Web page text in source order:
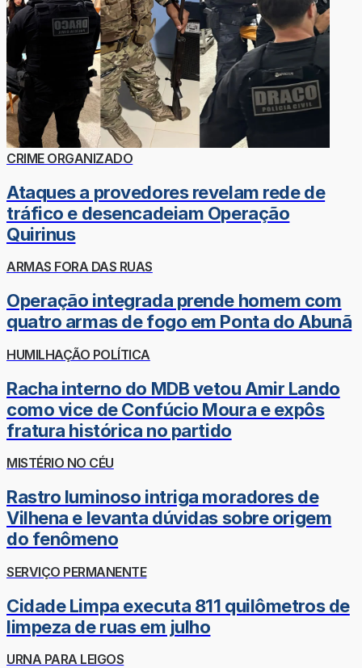
CRIME ORGANIZADO
Ataques a provedores revelam rede de
tráfico e desencadeiam Operação
Quirinus
ARMAS FORA DAS RUAS
Operação integrada prende homem com
quatro armas de fogo em Ponta do Abunã
HUMILHAÇÃO POLÍTICA
Racha interno do MDB vetou Amir Lando
como vice de Confúcio Moura e expôs
fratura histórica no partido
MISTÉRIO NO CÉU
Rastro luminoso intriga moradores de
Vilhena e levanta dúvidas sobre origem
do fenômeno
SERVIÇO PERMANENTE
Cidade Limpa executa 811 quilômetros de
limpeza de ruas em julho
URNA PARA LEIGOS